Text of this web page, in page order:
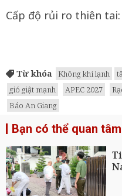
Cấp độ rủi ro thiên tai:
Từ khóa Không khí lạnh
gió giật mạnh
APEC 2027
Báo An Giang
Bạn có thể quan tâm